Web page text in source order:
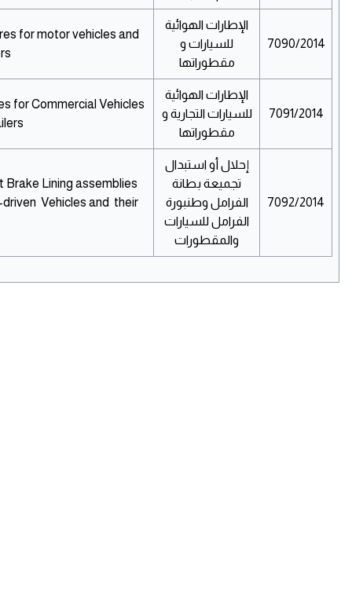
7090/2014
الإطارات الهوائية
للسيارات و
مقطوراتها
for motor vehicles and
7091/2014
الإطارات الهوائية
للسيارات التجارية و
مقطوراتها
for Commercial Vehicles
7092/2014
إحلال أو استبدال
تجميعة بطانة
الفرامل وطنبورة
الفرامل للسيارات
والمقطورات
Brake Lining assemblies
Vehicles and their